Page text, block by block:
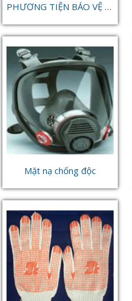
PHƯƠNG TIỆN BẢO VỆ ĐẦU
Mặt nạ chống độc